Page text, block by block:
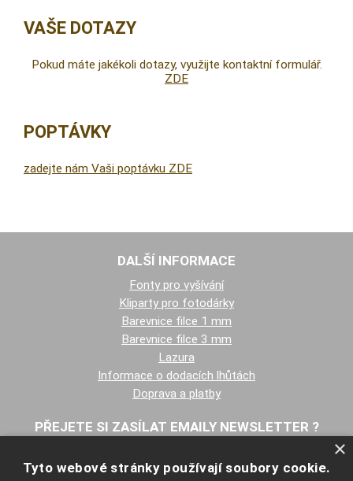
VAŠE DOTAZY
Pokud máte jakékoli dotazy, využijte kontaktní formulář.
ZDE
POPTÁVKY
zadejte nám Vaši poptávku ZDE
DALŠÍ INFORMACE
Fonty pro vyšívání
Kliparty pro fotodárky
Barevnice filce 1 mm
Barevnice filce 3 mm
Lazura
Informace o dodacích lhůtách
Doprava a platby
PŘEJETE SI ZASÍLAT EMAILY NEWSLETTER ?
×
Tyto webové stránky používají soubory cookie.